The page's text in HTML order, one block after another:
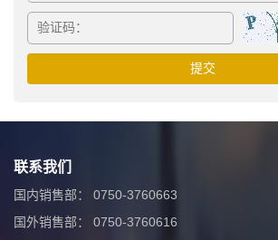
联系我们
国内销售部： 0750-3760663
国外销售部： 0750-3760616